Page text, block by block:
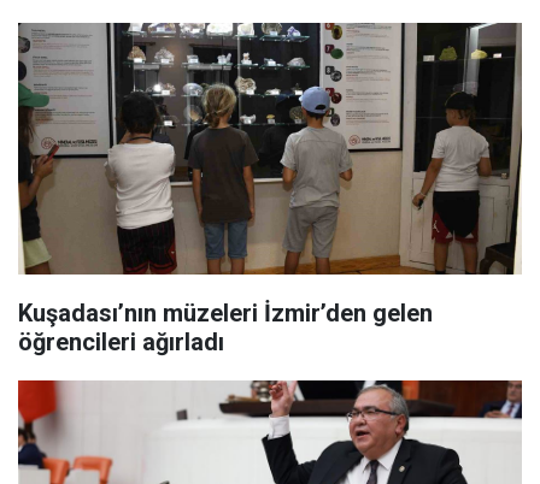
Kuşadası’nın müzeleri İzmir’den gelen
öğrencileri ağırladı